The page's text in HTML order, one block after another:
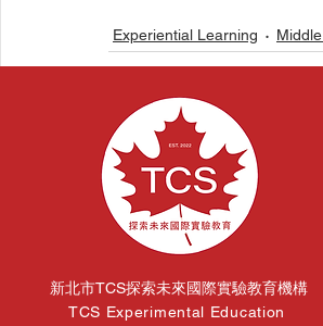
Experiential Learning
新北市TCS探索未來國際實驗教育機構
TCS Experimental Education